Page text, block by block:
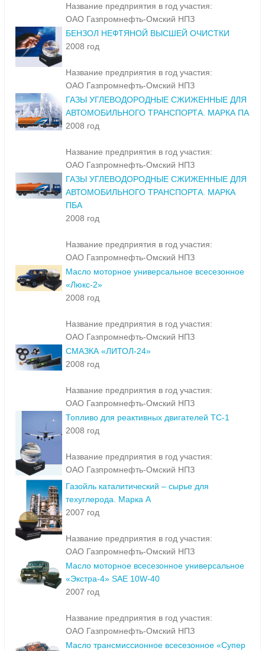
Название предприятия в год участия:
ОАО Газпромнефть-Омский НПЗ
БЕНЗОЛ НЕФТЯНОЙ ВЫСШЕЙ ОЧИСТКИ
Название предприятия в год участия:
ОАО Газпромнефть-Омский НПЗ
ГАЗЫ УГЛЕВОДОРОДНЫЕ СЖИЖЕННЫЕ ДЛЯ
АВТОМОБИЛЬНОГО ТРАНСПОРТА. МАРКА ПА
Название предприятия в год участия:
ОАО Газпромнефть-Омский НПЗ
ГАЗЫ УГЛЕВОДОРОДНЫЕ СЖИЖЕННЫЕ ДЛЯ
АВТОМОБИЛЬНОГО ТРАНСПОРТА. МАРКА
ПБА
Название предприятия в год участия:
ОАО Газпромнефть-Омский НПЗ
Масло моторное универсальное всесезонное
«Люкс-2»
Название предприятия в год участия:
ОАО Газпромнефть-Омский НПЗ
СМАЗКА «ЛИТОЛ-24»
Название предприятия в год участия:
ОАО Газпромнефть-Омский НПЗ
Топливо для реактивных двигателей ТС-1
Название предприятия в год участия:
ОАО Газпромнефть-Омский НПЗ
Газойль каталитический – сырье для
техуглерода. Марка А
Название предприятия в год участия:
ОАО Газпромнефть-Омский НПЗ
Масло моторное всесезонное универсальное
«Экстра-4» SAE 10W-40
Название предприятия в год участия:
ОАО Газпромнефть-Омский НПЗ